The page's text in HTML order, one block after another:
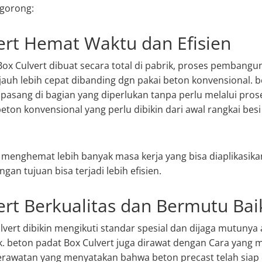
Hemat Waktu dan Efisien
Culvert dibuat secara total di pabrik, proses
lebih cepat dibanding dgn pakai beton konvensional.
di bagian yang diperlukan tanpa perlu melalui
konvensional yang perlu dibikin dari awal rangkai
lebih banyak masa kerja yang bisa
tujuan bisa terjadi lebih efisien.
Berkualitas dan Bermutu
dibikin mengikuti standar spesial dan dijaga mutunya
beton padat Box Culvert juga dirawat dengan Cara yang
yang menyatakan bahwa beton precast telah siap